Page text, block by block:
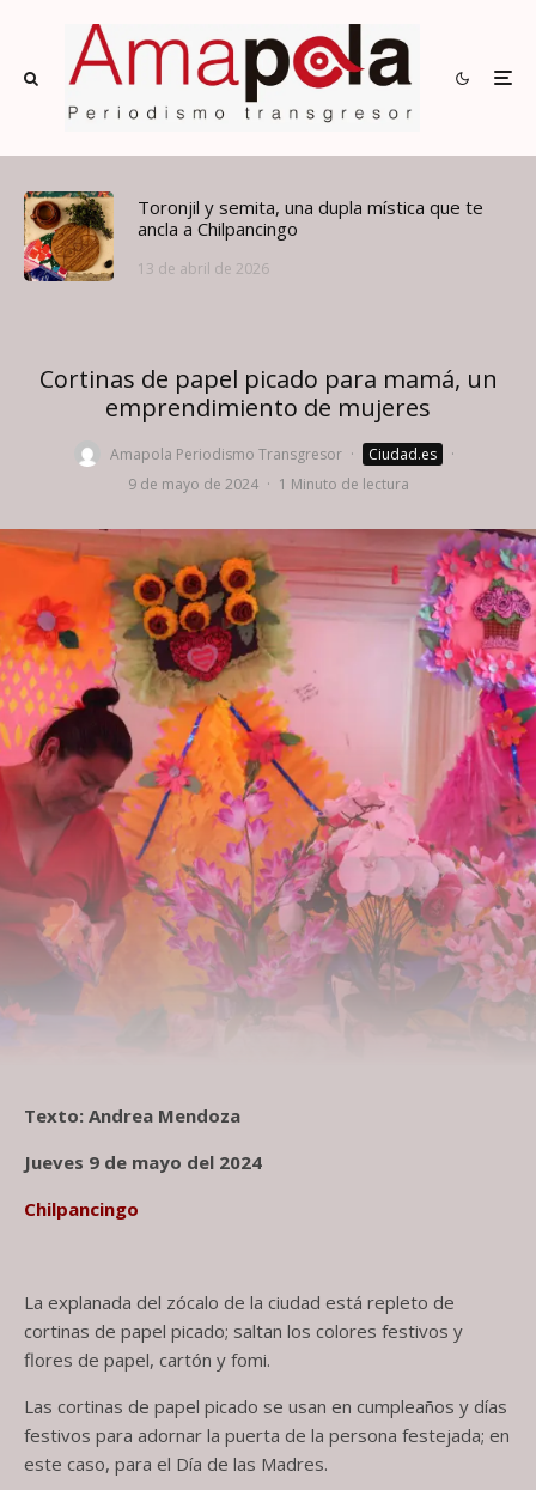
Toronjil y semita, una dupla mística que te
ancla a Chilpancingo
13 de abril de 2026
Cortinas de papel picado para mamá, un
emprendimiento de mujeres
Amapola Periodismo Transgresor · Ciudad.es
·
9 de mayo de 2024 · 1 Minuto de lectura
Texto: Andrea Mendoza
Jueves 9 de mayo del 2024
Chilpancingo
La explanada del zócalo de la ciudad está repleto de
cortinas de papel picado; saltan los colores festivos y
flores de papel, cartón y fomi.
Las cortinas de papel picado se usan en cumpleaños y días
festivos para adornar la puerta de la persona festejada; en
este caso, para el Día de las Madres.